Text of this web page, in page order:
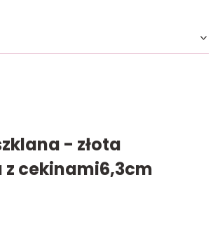
- złota
cekinami6,3cm